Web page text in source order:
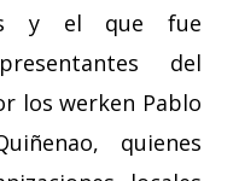
y el que fue
del
los werken Pablo
quienes